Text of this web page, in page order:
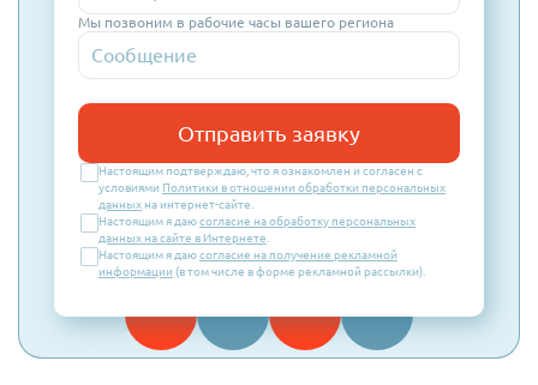
Мы позвоним в рабочие часы вашего региона
Отправить заявку
Настоящим подтверждаю, что я ознакомлен и согласен с
условиями Политики в отношении обработки персональных
данных на интернет-сайте.
Настоящим я даюсогласие на обработку персональных
данных на сайте в Интернете
Настоящим я даюсогласие на получение рекламной
информации (в том числе в форме рекламной рассылки).